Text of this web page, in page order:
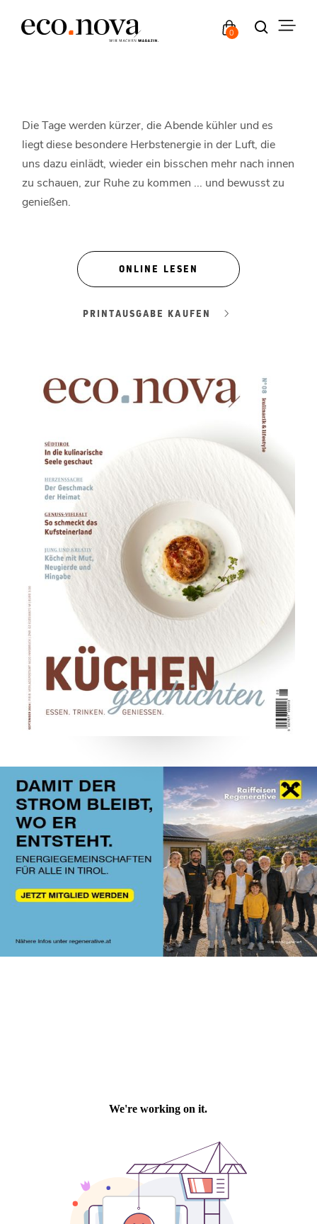
0
Die Tage werden kürzer, die Abende kühler und es
liegt diese besondere Herbstenergie in der Luft, die
uns dazu einlädt, wieder ein bisschen mehr nach innen
zu schauen, zur Ruhe zu kommen ... und bewusst zu
genießen.
ONLINE LESEN
PRINTAUSGABE KAUFEN